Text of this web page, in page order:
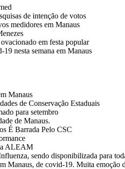
de intenção de votos
medidores em Manaus
em festa popular
nesta semana em Manaus
Manaus
de Conservação Estaduais
para setembro
de Manaus.
É Barrada Pelo CSC
ALEAM
sendo disponibilizada para
de covid-19. Muita emoção